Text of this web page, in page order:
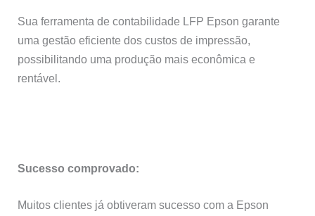
Sua ferramenta de contabilidade LFP Epson garante
uma gestão eficiente dos custos de impressão,
possibilitando uma produção mais econômica e
rentável.
Sucesso comprovado:
Muitos clientes já obtiveram sucesso com a Epson